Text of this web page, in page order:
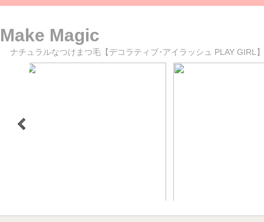
Make Magic
ナチュラルなつけまつ毛【デコラティブ･アイラッシュ PLAY GIRL
>